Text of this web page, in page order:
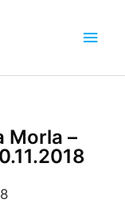
Morla –